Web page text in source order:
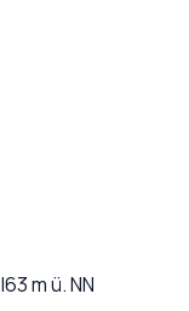
|63m ü. NN